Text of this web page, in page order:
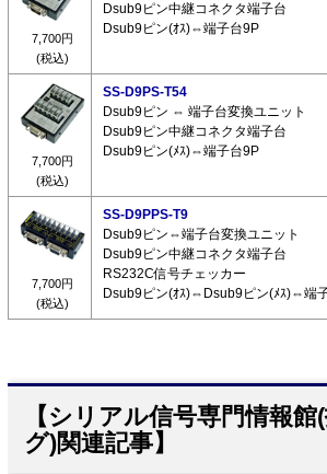
7,700円
(税込)
Dsub9ピン中継コネクタ端子台
Dsub9ピン(ｵｽ)⇔端子台9P
7,700円
(税込)
SS-D9PS-T54
Dsub9ピン ⇔ 端子台変換ユニット
Dsub9ピン中継コネクタ端子台
Dsub9ピン(ﾒｽ)⇔端子台9P
7,700円
(税込)
SS-D9PPS-T9
Dsub9ピン⇔端子台変換ユニット
Dsub9ピン中継コネクタ端子台
RS232C信号チェッカー
Dsub9ピン(ｵｽ)⇔Dsub9ピン(ﾒｽ)⇔端
【シリアル信号専門情報館
グ)関連記事】